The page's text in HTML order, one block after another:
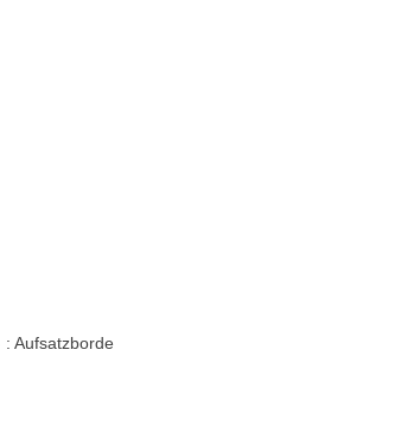
: Aufsatzborde